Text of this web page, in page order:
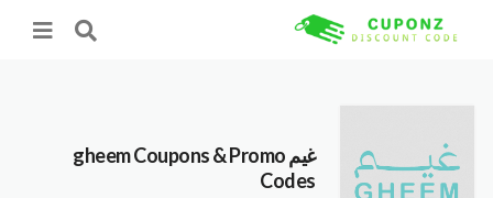
غيم gheem Coupons & Promo
Codes